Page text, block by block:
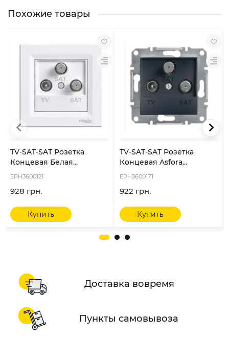
Похожие товары
TV-SAT-SAT Розетка
Концевая Белая...
EPH3600121
928 грн.
Купить
TV-SAT-SAT Розетка
Концевая Asfora...
EPH3600171
922 грн.
Купить
Доставка вовремя
Пункты самовывоза